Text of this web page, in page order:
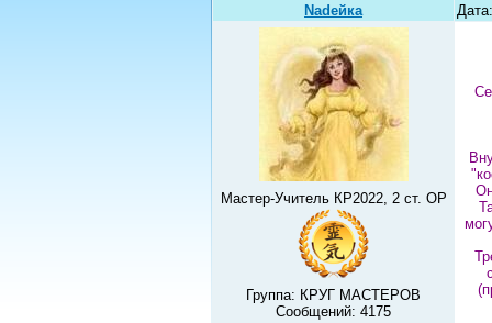
Nadeйка
Мастер-Учитель КР2022, 2 ст. ОР
Группа: КРУГ МАСТЕРОВ
Сообщений: 4175